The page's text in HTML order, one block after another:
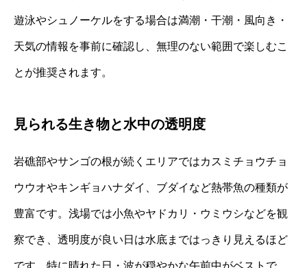
遊泳やシュノーケルをする場合は満潮・干潮・風向き・
天気の情報を事前に確認し、無理のない範囲で楽しむこ
とが推奨されます。
見られる生き物と水中の透明度
岩礁部やサンゴの根が続くエリアではカスミチョウチョ
ウウオやキンギョハナダイ、ブダイなど熱帯魚の種類が
豊富です。浅場では小魚やヤドカリ・ウミウシなどを観
察でき、透明度が良い日は水底まではっきり見えるほど
です。特に晴れた日・波が穏やかな午前中がベストで